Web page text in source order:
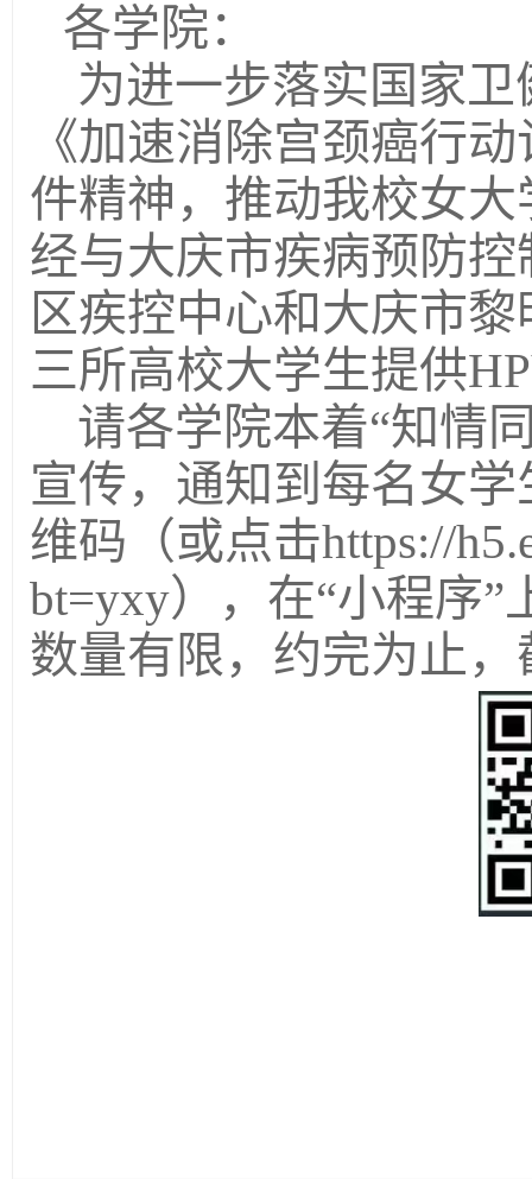
各学院：
为进一步落实国家卫
《加速消除宫颈癌行
件精神，推动我校女大
经与大庆市疾病预防
区疾控中心和大庆市
三所高校大学生提供
请各学院本着“知情
宣传，通知到每名女
维码（或点击https://
bt=yxy），在“小程序”
数量有限，约完为止